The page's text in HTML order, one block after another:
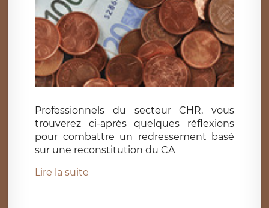
Professionnels du secteur CHR, vous
trouverez ci-après quelques réflexions
pour combattre un redressement basé
sur une reconstitution du CA
Lire la suite